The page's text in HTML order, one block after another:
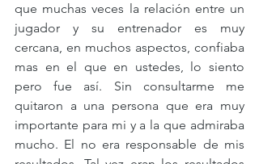
que muchas veces la relación entre un
jugador y su entrenador es muy
cercana, en muchos aspectos, confiaba
mas en el que en ustedes, lo siento
pero fue así. Sin consultarme me
quitaron a una persona que era muy
importante para mi y a la que admiraba
mucho. El no era responsable de mis